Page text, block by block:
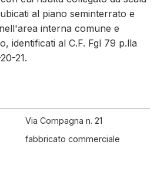
al piano seminterrato e
interna comune e
identificati al C.F. Fgl 79 p.lla
21.
Via Compagna n. 21
fabbricato commerciale